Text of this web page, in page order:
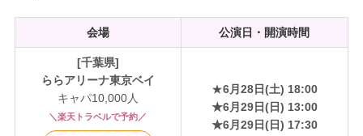
会場 公演日・開演時間
[千葉県]
ららアリーナ東京ベイ
キャパ10,000人
＼楽天トラベルで予約／
★6月28日(土) 18:00
★6月29日(日) 13:00
★6月29日(日) 17:30